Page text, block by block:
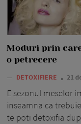
Moduri prin
o petrecere
— DETOXIFIERE 21
E sezonul meselor
inseamna ca
te poti detoxifia